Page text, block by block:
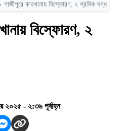
গাজীপুরে কারখানায় বিস্ফোরণ, ২ শ্রমিক দগ্ধ
বিস্ফোরণ, ২
২০২৫ - ২:৩৬ পূর্বাহ্ন